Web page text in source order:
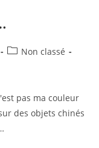
PostNon classé
pas ma couleur
des objets chinés